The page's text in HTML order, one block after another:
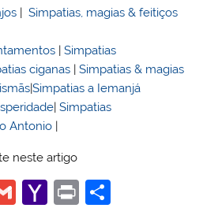
|Simpatias, magias & feitiços
|Simpatias
ciganas |Simpatias & magias
|Simpatias a Iemanjá
|Simpatias
Antonio
neste artigo
G
Y
Pr